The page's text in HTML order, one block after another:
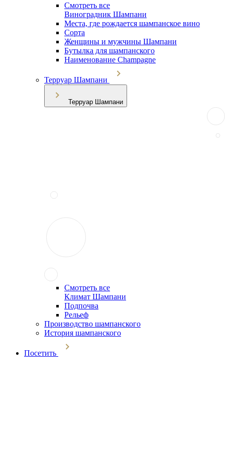
Смотреть все
Виноградник Шампани
Места, где рождается шампанское вино
Сорта
Женщины и мужчины Шампани
Бутылка для шампанского
Наименование Champagne
Терруар Шампани
Терруар Шампани
Смотреть все
Климат Шампани
Подпочва
Рельеф
Производство шампанского
История шампанского
Посетить